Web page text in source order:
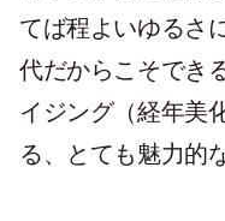
てば程よいゆるさ
代だからこそでき
イジング（経年美
る、とても魅力的